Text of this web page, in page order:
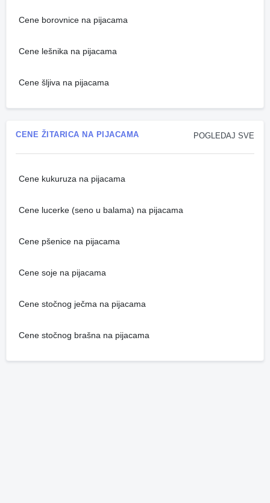
Cene borovnice na pijacama
Cene lešnika na pijacama
Cene šljiva na pijacama
POGLEDAJ SVE
CENE ŽITARICA NA PIJACAMA
Cene kukuruza na pijacama
Cene lucerke (seno u balama) na pijacama
Cene pšenice na pijacama
Cene soje na pijacama
Cene stočnog ječma na pijacama
Cene stočnog brašna na pijacama